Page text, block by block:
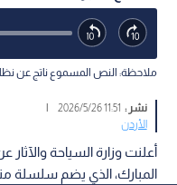
ملاحظة: النص المسموع ناتج عن
نشر : 11:51 2026/5/26
|
الأردن
أعلنت وزارة السياحة
المبارك، الذي يضم سلسلة